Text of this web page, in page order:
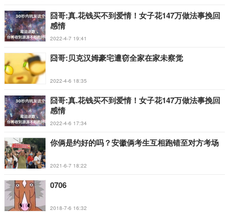
囧哥:真.花钱买不到爱情！女子花147万做法事挽回
感情
2022-4-7 19:41
囧哥:贝克汉姆豪宅遭窃全家在家未察觉
2022-4-6 18:35
囧哥:真.花钱买不到爱情！女子花147万做法事挽回
感情
2022-4-6 17:34
你俩是约好的吗？安徽俩考生互相跑错至对方考场
2021-6-7 18:22
0706
2018-7-6 16:32